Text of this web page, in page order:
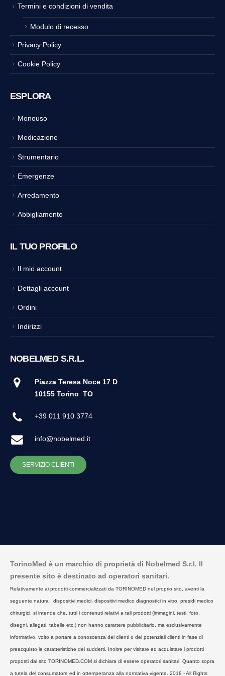
Termini e condizioni di vendita
Modulo di recesso
Privacy Policy
Cookie Policy
ESPLORA
Monouso
Medicazione
Strumentario
Emergenze
Arredamento
Abbigliamento
IL TUO PROFILO
Il mio account
Dettagli account
Ordini
Indirizzi
NOBELMED S.R.L.
Piazza Teresa Noce 17 D
10155 Torino TO
+39 011 910 3774
info@nobelmed.it
SERVIZIO CLIENTI
TorinoMed è un marchio di proprietà di Nobelmed S.r.l. Il
presente sito è destinato ad operatori sanitari.
Relativamente ai prodotti commercializzati da TORINOMED nel proprio sito, aventi la
seguente natura : dispositivi medici, dispositivi medico diagnostici in vitro, presidi medico
chirurgici, si intende che, tutti i contenuti relativi a tali prodotti (immagini, testi, foto,
disegni, allegati, tabelle etc.) non hanno carattere pubblicitario, ma esclusivamente
informativo, volto a portare a conoscenza dei clienti o dei potenziali clienti in fase di
preacquisto le caratteristiche dei suddetti. Inoltre per visitare ed acquistare i prodotti
proposti dal sito TORINOMED.COM si dichiara di essere operatori sanitari. Quanto sopra
a tutela del consumatore ed in ottemperanza alla normativa vigente. 2018 - All Rights